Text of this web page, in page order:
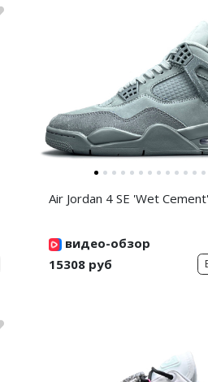
Air Jordan 4 SE 'Wet Cement'
видео-обзор
15308 руб